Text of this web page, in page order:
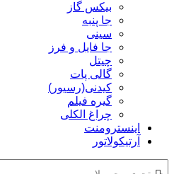
بیکس گاز
جا پنبه
سینی
جا فایل و فرز
چیتل
گالی پات
کیدنی(رسیور)
گیره فیلم
چراغ الکلی
اینسترومنت
آرتیکولاتور